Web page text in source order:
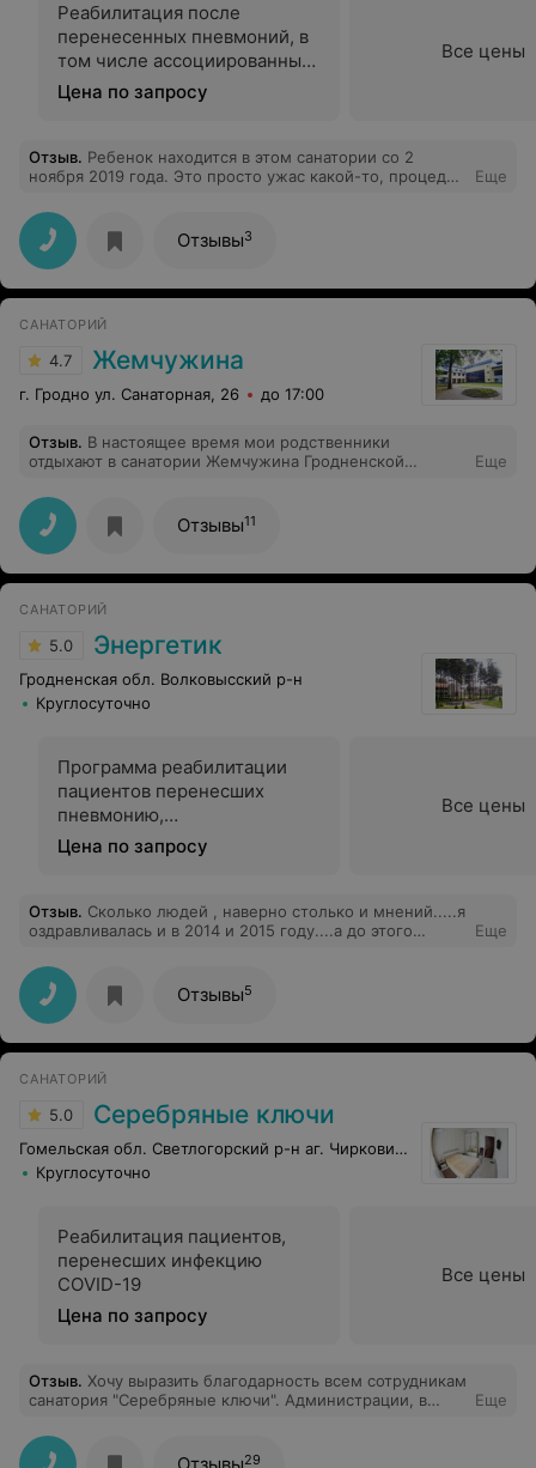
Реабилитация после
перенесенных пневмоний, в
том числе ассоциированных
с инфекцией COVID-19
«Лёгкое дыхание»
Цена по запросу
Все цены
Отзыв. Ребенок находится в этом санатории со 2
ноября 2019 года. Это просто ужас какой-то, процедур
процедуры начались со среды), потом 4 выходных.
Живет в 3-м корпусе, ложится спать в теплом
спортивном костюме, а утром просыпается от холода.
И это детский санаторий? За что я плачу налоги? Такое
ощущение, что ребенок в казарме живет! Приезжала в
передвижение в корпусе, чтоб не мешали лечиться
китайцам. Вообщем, половину процедур украли.
Бардак полный! За красивой вывеской и территорией
полное равнодушие персонала!
Еще
Отзывы3
САНАТОРИЙ
4.7 Жемчужина
г. Гродно ул. Санаторная, 26 до 17:00
Отзыв. В настоящее время мои родственники
отдыхают в санатории Жемчужина Гродненской
очень понравилось, поэтому и рекомендовала
родственникам. Но меня очень огорчила и
разочаровала информация от них о качестве питания.
Готовят отвратительно и малосъедобно, порции
уменьшились (особенно одна из смен). К сожалению
Вряд ли я смогу кому-либо еще порекомендовать в
этом санатории отдых.
Еще
Отзывы11
САНАТОРИЙ
5.0 Энергетик
Гродненская обл. Волковысский р-н
Круглосуточно
Программа реабилитации
пациентов перенесших
пневмонию,
ассоциированную с Covid-19
Цена по запросу
Все цены
Отзыв. Сколько людей , наверно столько и мнений.....я
оздравливалась и в 2014 и 2015 году....а до этого
не поеду......и лечение и питание и обслуживание в
Энергетике более чем устраивало.....ну а маленькие
накладки...так они везде есть.....Инесса, город
Мозырь...
Еще
Отзывы5
САНАТОРИЙ
5.0 Серебряные ключи
Гомельская обл. Светлогорский р-н аг. Чирковичи
Круглосуточно
Реабилитация пациентов,
перенесших инфекцию
СОVID-19
Цена по запросу
Все цены
Отзыв. Хочу выразить благодарность всем сотрудникам
санатория "Серебряные ключи". Администрации, в
Геннадьевича и заместителя главного врача по
медицинской части Снарской Натальи Степановны, за
Еще
29